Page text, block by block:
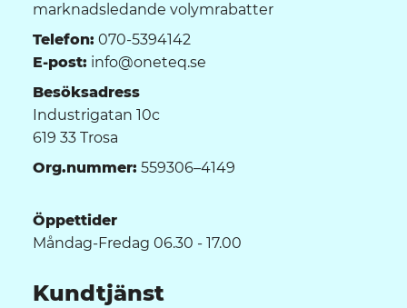
marknadsledande volymrabatter
Telefon: 070-5394142
E-post: info@oneteq.se
Besöksadress
Industrigatan 10c
619 33 Trosa
Org.nummer: 559306–4149
Öppettider
Måndag-Fredag 06.30 - 17.00
Kundtjänst